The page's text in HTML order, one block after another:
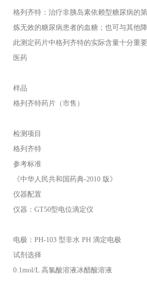
格列齐特：治疗非胰岛素依赖型糖尿病的
炼无效的糖尿病患者的血糖；也可与其他
此测定药片中格列齐特的实际含量十分重
医药
样品
格列齐特药片（市售）
检测项目
格列齐特
参考标准
《中华人民共和国药典-2010 版》
仪器配置
仪器： GT50型电位滴定仪
电极：PH-103 型非水 PH 滴定电极
试剂选择
0.1mol/L 高氯酸溶液冰醋酸溶液